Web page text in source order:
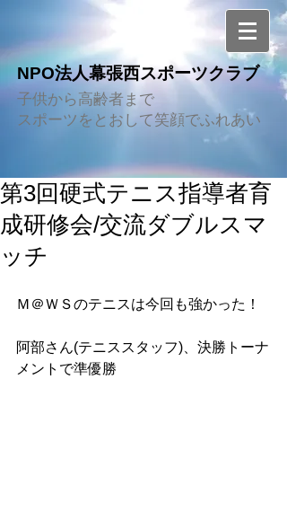
NPO法人幕張西スポーツクラブ
子供から高齢者まで
スポーツをとおして笑顔でふれあい
第3回硬式テニス指導者育
成研修会/交流ダブルスマ
ッチ
Ｍ＠ＷＳのテニスは今回も強かった！
阿部さん(テニススタッフ)、決勝トーナ
メントで準優勝